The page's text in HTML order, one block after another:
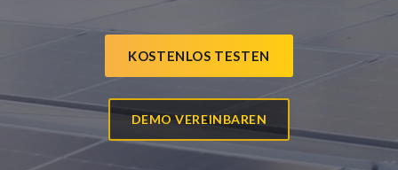
KOSTENLOS TESTEN
DEMO VEREINBAREN